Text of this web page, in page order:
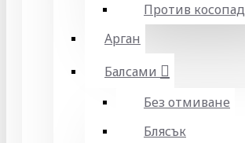
Против косопад
Арган
Балсами
Без отмиване
Блясък